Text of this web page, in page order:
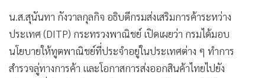
น.ส.สุนันทา กังวาลกุลกิจ อธิบดีกรมส่งเสริมการค้าระหว่าง
ประเทศ (DITP) กระทรวงพาณิชย์ เปิดเผยว่า กรมได้มอบ
นโยบายให้ทูตพาณิชย์ที่ประจำอยู่ในประเทศต่าง ๆ ทำการ
สำรวจลู่ทางการค้า และโอกาสการส่งออกสินค้าไทยไปยัง